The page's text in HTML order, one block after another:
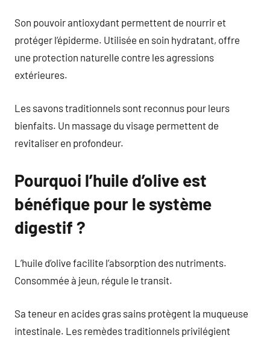
Son pouvoir antioxydant permettent de nourrir et
protéger l’épiderme. Utilisée en soin hydratant, offre
une protection naturelle contre les agressions
extérieures.
Les savons traditionnels sont reconnus pour leurs
bienfaits. Un massage du visage permettent de
revitaliser en profondeur.
Pourquoi l’huile d’olive est
bénéfique pour le système
digestif ?
L’huile d’olive facilite l’absorption des nutriments.
Consommée à jeun, régule le transit.
Sa teneur en acides gras sains protègent la muqueuse
intestinale. Les remèdes traditionnels privilégient